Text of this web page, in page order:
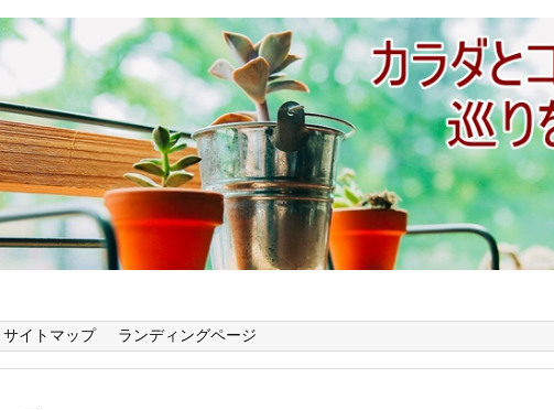
サイトマップ ランディングページ